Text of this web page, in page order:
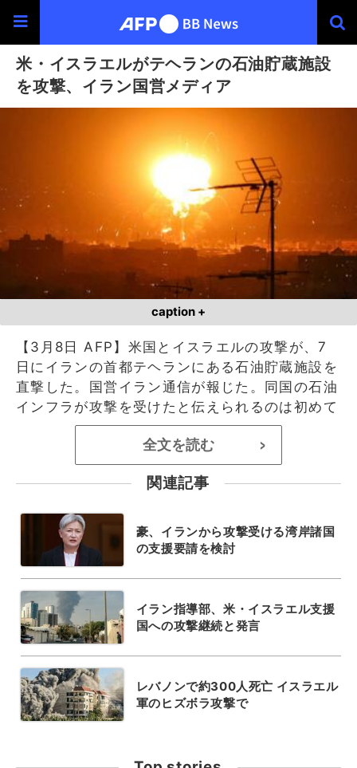
米・イスラエルがテヘランの石油貯蔵施設
を攻撃、イラン国営メディア
caption +
【3月8日 AFP】米国とイスラエルの攻撃が、7
日にイランの首都テヘランにある石油貯蔵施設を
直撃した。国営イラン通信が報じた。同国の石油
インフラが攻撃を受けたと伝えられるのは初めて
全文を読む >
関連記事
豪、イランから攻撃受ける湾岸諸国
の支援要請を検討
イラン指導部、米・イスラエル支援
国への攻撃継続と発言
レバノンで約300人死亡 イスラエル
軍のヒズボラ攻撃で